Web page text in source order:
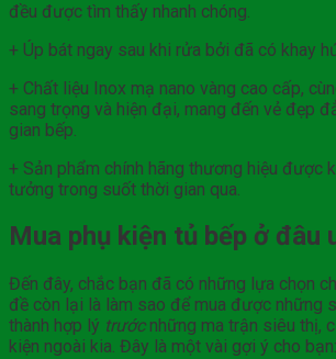
đều được tìm thấy nhanh chóng.
+ Úp bát ngay sau khi rửa bởi đã có khay
+ Chất liệu Inox mạ nano vàng cao cấp,
sang trọng và hiện đại, mang đến vẻ đẹp
gian bếp.
+ Sản phẩm chính hãng thương hiệu được
tưởng trong suốt thời gian qua.
Mua phụ kiện tủ bếp ở đâu
Đến đây, chắc bạn đã có những lựa chọn
đề còn lại là làm sao để mua được những
thành hợp lý trước những ma trận siêu thị,
kiện ngoài kia. Đây là một vài gợi ý cho bạn: